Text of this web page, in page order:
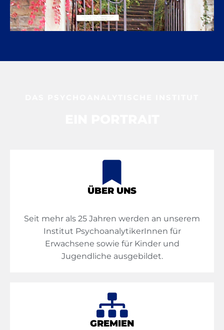
ÜBER UNS
Seit mehr als 25 Jahren werden an unserem
Institut PsychoanalytikerInnen für
Erwachsene sowie für Kinder und
Jugendliche ausgebildet.
GREMIEN